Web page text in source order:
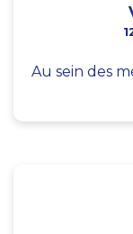
Au sein des